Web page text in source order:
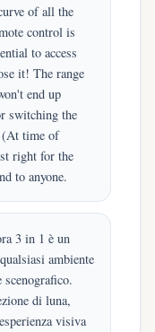
of all the
control is
to access
it! The range
end up
switching the
(At time of
right for the
to anyone.
3 in 1 è un
ambiente
di luna,
visiva